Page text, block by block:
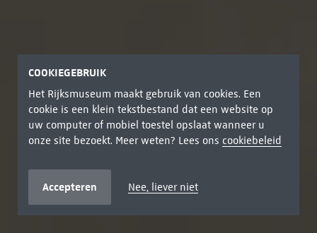
COOKIEGEBRUIK
Het Rijksmuseum maakt gebruik van cookies. Een
cookie is een klein tekstbestand dat een website op
uw computer of mobiel toestel opslaat wanneer u
onze site bezoekt. Meer weten? Lees ons cookiebeleid
Accepteren Nee, liever niet